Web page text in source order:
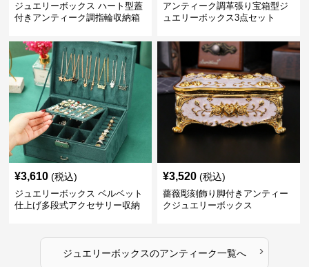
ジュエリーボックス ハート型蓋
付きアンティーク調指輪収納箱
アンティーク調革張り宝箱型ジ
ュエリーボックス3点セット
¥3,610 (税込)
ジュエリーボックス ベルベット
仕上げ多段式アクセサリー収納
¥3,520 (税込)
薔薇彫刻飾り脚付きアンティー
クジュエリーボックス
ジュエリーボックスのアンティーク一覧へ ›